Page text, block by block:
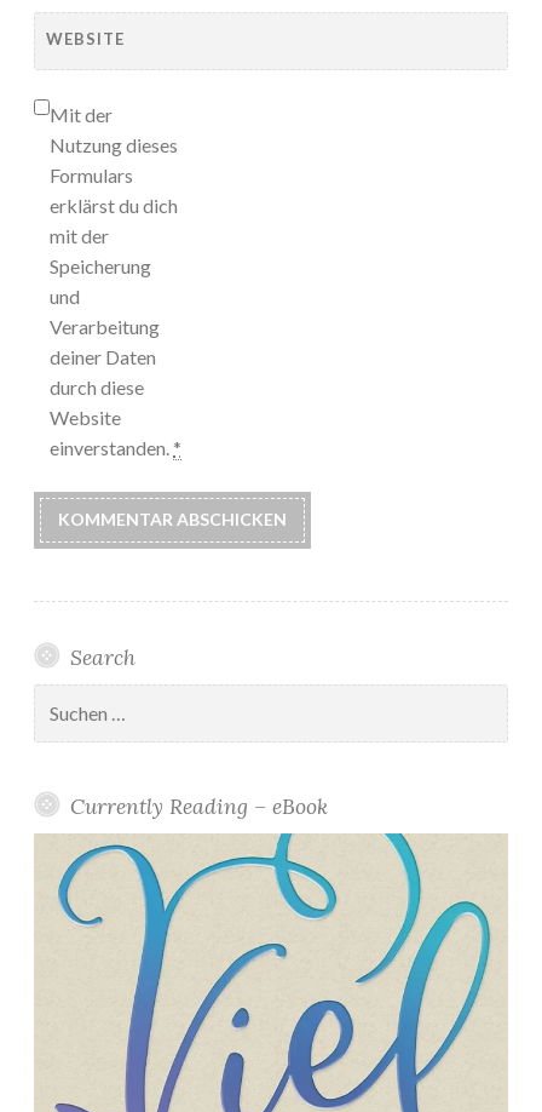
WEBSITE
Mit der
Nutzung dieses
Formulars
erklärst du dich
mit der
Speicherung
und
Verarbeitung
deiner Daten
durch diese
Website
einverstanden. *
Search
nach:
Currently Reading – eBook